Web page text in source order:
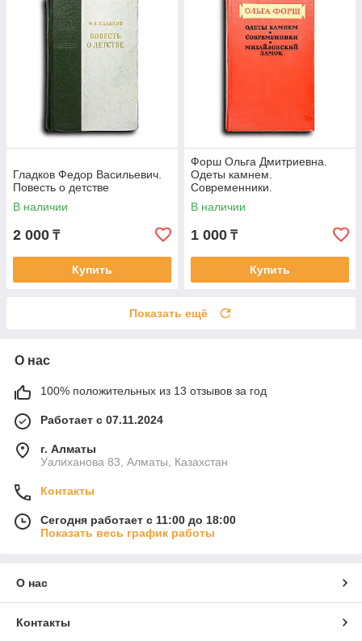
Гладков Федор Васильевич.
Повесть о детстве
В наличии
2 000 ₸
Купить
Форш Ольга Дмитриевна.
Одеты камнем.
Современники.
Михайловский замок
В наличии
1 000 ₸
Купить
Показать ещё
О нас
100% положительных из 13 отзывов за год
Работает с 07.11.2024
г. Алматы
Уалиханова 83, Алматы, Казахстан
Контакты
Сегодня работает с 11:00 до 18:00
Показать весь график работы
О нас
Контакты